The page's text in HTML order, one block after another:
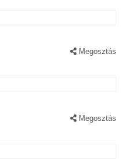
Megosztás
Megosztás